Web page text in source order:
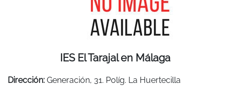
IES El Tarajal en Málaga
Dirección: Generación, 31. Políg. La Huertecilla